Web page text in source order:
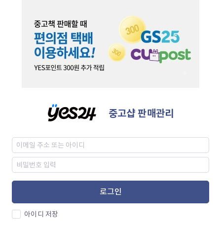
중고샵 판매관리
로그인
아이디 저장